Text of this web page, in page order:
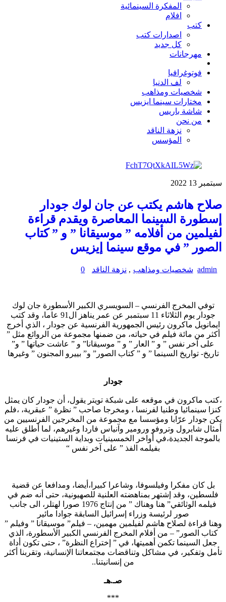
المفكرة السينمائية
افلام
كتب
اصدارات كتب
كل جديد
مهرجانات
فوتوغرافيا
لف الدنيا
شخصيات ومذاهب
مختارات سينما ايزيس
شاشة باريس
من نحن
نزهة الناقد
المؤسس
سبتمبر 13
2022
صلاح هاشم يكتب عن جان لوك جودار
إسطورة السينما المعاصرة ويقدم قراءة
لفيلمين من أفلامه ” موسيقانا ” و ” كتاب
الصور ” في موقع سينما إيزيس
admin شخصيات ومذاهب , نزهة الناقد 0
توفي المخرج الفرنسي – السويسري الكبير الأسطورة جان لوك
جودار يوم الثلاثاء 11 سبتمبر عن عمر يناهز ال91 عاما، وقد كتب
ايمانويل ماكرون رئيس الجمهورية الفرنسية عن جودار ، الذي أخرج
أكثر من مائة فيلم في حياته، من ضمنها مجموعة من الروائع مثل ”
على آخر نفس ” و ” العار ” و ” موسيقانا” و ” عاشت حياتها ” و”
تاريخ- تواريخ السينما ” و ” كتاب الصور” و” بييرو المجنون ” وغيرها
جودار
،كتب ماكرون في موقعه على شبكة تويتر يقول، أن جودار كان يمثل
كنزا سينمائيا وطنيا لفرنسا ، ومخرجا صاحب ” نظرة ” عبقرية، ،فلم
يكن جودار عرّابا ومؤسسا مع مجموعة من المخرجين الفرنسيين من
أمثال شابرول وتروفو ورومير وآنياس فاردا وغيرهم، لما أطلق عليه
بالموجة الجديدة،في أواخر الخمسينيات وبداية الستينيات في فرنسا
بفيلمه الفذ ” على آخر نفس “
بل كان مفكرا وفيلسوفا، وشاعرا كبيرا،أيضا، ومدافعا عن قضية
فلسطين، وقد إشتهر بمناهضته العلنية للصهيونية، حتى أنه ضم في
فيلمه الوثائقي” هنا وهناك ” من إنتاج 1976 صورا لهتلر، الى جانب
صور لرئيسة وزراء إسرائيل السابقة جوادا مائير
وهنا قراءة لصلاح هاشم لفيلمين مهمين، – فيلم” موسيقانا ” وفيلم ”
كتاب الصور” – من أفلام المخرج الفرنسي الكبير الأسطورة، الذي
جعل السينما تكمن أهميتها، في ” إختراع النظرة” ، حتى تكون أداة
تأمل وتفكير، في مشاكل وتناقضات مجتمعاتنا الإنسانية، وتقربنا أكثر
من إنسانيتنا..
صـ.هـ
***